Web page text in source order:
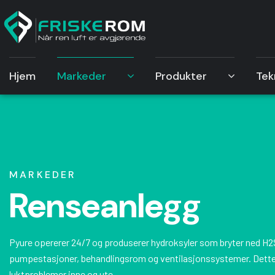
Hjem Markeder Produkter
MARKEDER
Renseanlegg
Pyure opererer 24/7 og produserer hydroksyler som bryter ned
pumpestasjoner, behandlingsrom og ventilasjonssystemer.